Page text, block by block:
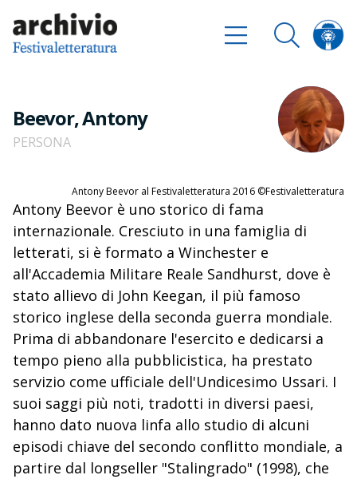
Beevor, Antony
PERSONA
Antony Beevor al Festivaletteratura 2016 ©Festivaletteratura
Antony Beevor è uno storico di fama
internazionale. Cresciuto in una famiglia di
letterati, si è formato a Winchester e
all'Accademia Militare Reale Sandhurst, dove è
stato allievo di John Keegan, il più famoso
storico inglese della seconda guerra mondiale.
Prima di abbandonare l'esercito e dedicarsi a
tempo pieno alla pubblicistica, ha prestato
servizio come ufficiale dell'Undicesimo Ussari. I
suoi saggi più noti, tradotti in diversi paesi,
hanno dato nuova linfa allo studio di alcuni
episodi chiave del secondo conflitto mondiale, a
partire dal longseller "Stalingrado" (1998), che